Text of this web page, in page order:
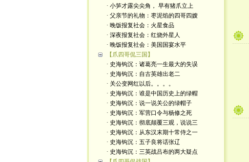
· 小笋才露尖尖角， 早有猪爪立上
· 父亲节的礼物：枣泥馅的四哥四嫂
· 晚饭报复社会：火星食品
· 深夜报复社会：红烧外星人
· 晚饭报复社会：美国国宴水平
【爪四哥侃三国】
· 史海钩沉：诸葛亮一生最大的失误
· 史海钩沉：自古英雄出老二
· 关公变网红以后。。。。
· 史海钩沉：谁是中国历史上的绿帽
· 史海钩沉：说一说关公的绿帽子
· 史海钩沉：军营口令与杨修之死
· 史海钩沉：彻底颠覆三观，说说三
· 史海钩沉：从东汉末期十常侍之一
· 史海钩沉：五子良将话张辽
· 史海钩沉：三英战吕布的两大疑点